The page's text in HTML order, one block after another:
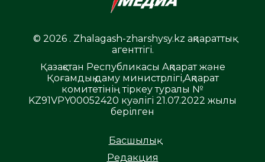
© 2026 . Zhalagash-zharshysy.kz ақпараттық
агенттігі.
Қазақстан Республикасы Ақпарат және
Қоғамдық даму министрлігі,Ақпарат
комитетінің тіркеу туралы №
KZ91VPY00052420 куәлігі 21.07.2022 жылы
берілген
Басшылық
Редакция